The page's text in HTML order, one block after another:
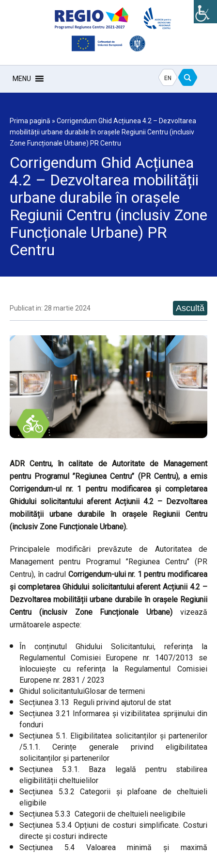
MENU EN
Prima pagină » Corrigendum Ghid Acțiunea 4.2 – Dezvoltarea
mobilității urbane durabile în orașele Regiunii Centru (inclusiv
Zone Funcționale Urbane) PR Centru
Corrigendum Ghid Acțiunea
4.2 – Dezvoltarea mobilității
urbane durabile în orașele
Regiunii Centru (inclusiv Zone
Funcționale Urbane) PR
Centru
Publicat in: 28 martie 2024
ADR Centru, în calitate de Autoritate de Management
pentru Programul ’’Regiunea Centru’’ (PR Centru), a emis
Corrigendum-ul nr. 1 pentru modificarea și completarea
Ghidului solicitantului aferent Acțiunii 4.2 – Dezvoltarea
mobilității urbane durabile în orașele Regiunii Centru
(inclusiv Zone Funcționale Urbane).
Principalele modificări prevăzute de
Autoritatea de
Management pentru Programul ’’Regiunea Centru’’ (PR
Centru), în cadrul Corrigendum-ului nr. 1 pentru modificarea
și completarea Ghidului solicitantului aferent Acțiunii 4.2 –
Dezvoltarea mobilității urbane durabile în orașele Regiunii
Centru (inclusiv Zone Funcționale Urbane) vizează
următoarele aspecte:
În conținutul Ghidului Solicitantului, referința la
Regulamentul Comisiei Europene nr. 1407/2013 se
înlocuiește cu referința la Regulamentul Comisiei
Europene nr. 2831 / 2023
Ghidul solicitantuluiGlosar de termeni
Secțiunea 3.13 Reguli privind ajutorul de stat
Secțiunea 3.21 Informarea și vizibilitatea sprijinului din
fonduri
Secțiunea 5.1. Eligibilitatea solicitanților și partenerilor
/5.1.1. Cerințe generale privind eligibilitatea
solicitanților și partenerilor
Secțiunea 5.3.1. Baza legală pentru stabilirea
eligibilității cheltuielilor
Secțiunea 5.3.2 Categorii și plafoane de cheltuieli
eligibile
Secțiunea 5.3.3 Categorii de cheltuieli neeligibile
Secțiunea 5.3.4 Opțiuni de costuri simplificate. Costuri
directe și costuri indirecte
Secțiunea 5.4 Valoarea minimă și maximă